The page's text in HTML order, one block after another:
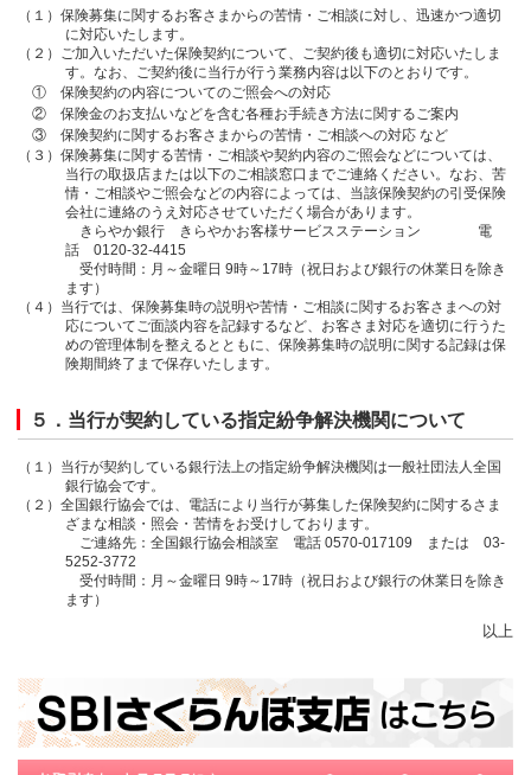
（１）保険募集に関するお客さまからの苦情・ご相談に対し、迅速かつ適切
に対応いたします。
（２）ご加入いただいた保険契約について、ご契約後も適切に対応いたしま
す。なお、ご契約後に当行が行う業務内容は以下のとおりです。
① 保険契約の内容についてのご照会への対応
② 保険金のお支払いなどを含む各種お手続き方法に関するご案内
③ 保険契約に関するお客さまからの苦情・ご相談への対応 など
（３）保険募集に関する苦情・ご相談や契約内容のご照会などについては、
当行の取扱店または以下のご相談窓口までご連絡ください。なお、苦
情・ご相談やご照会などの内容によっては、当該保険契約の引受保険
会社に連絡のうえ対応させていただく場合があります。
きらやか銀行 きらやかお客様サービスステーション 電
話 0120-32-4415
受付時間：月～金曜日 9時～17時（祝日および銀行の休業日を除き
ます）
（４）当行では、保険募集時の説明や苦情・ご相談に関するお客さまへの対
応についてご面談内容を記録するなど、お客さま対応を適切に行うた
めの管理体制を整えるとともに、保険募集時の説明に関する記録は保
険期間終了まで保存いたします。
５．当行が契約している指定紛争解決機関について
（１）当行が契約している銀行法上の指定紛争解決機関は一般社団法人全国
銀行協会です。
（２）全国銀行協会では、電話により当行が募集した保険契約に関するさま
ざまな相談・照会・苦情をお受けしております。
ご連絡先：全国銀行協会相談室 電話 0570-017109 または 03-
5252-3772
受付時間：月～金曜日 9時～17時（祝日および銀行の休業日を除き
ます）
以上